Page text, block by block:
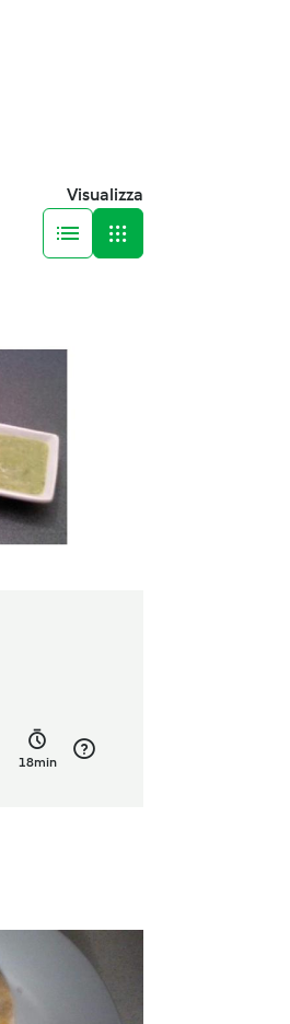
Visualizza
18min